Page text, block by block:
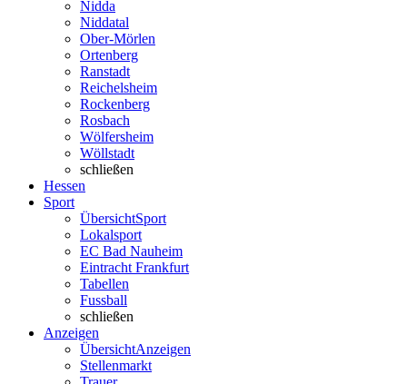
Nidda
Niddatal
Ober-Mörlen
Ortenberg
Ranstadt
Reichelsheim
Rockenberg
Rosbach
Wölfersheim
Wöllstadt
schließen
Hessen
Sport
ÜbersichtSport
Lokalsport
EC Bad Nauheim
Eintracht Frankfurt
Tabellen
Fussball
schließen
Anzeigen
ÜbersichtAnzeigen
Stellenmarkt